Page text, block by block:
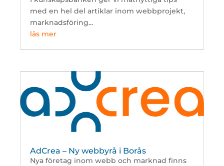
med en hel del artiklar inom webbprojekt,
marknadsföring...
läs mer
AdCrea – Ny webbyrå i Borås
Nya företag inom webb och marknad finns